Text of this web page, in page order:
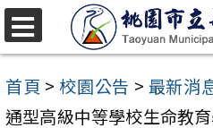
跳
至
主
要
首頁 > 校園公告 > 最新消
通型高級中等學校生命教
選
單